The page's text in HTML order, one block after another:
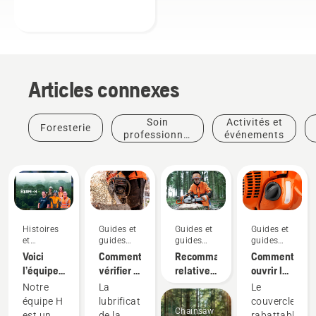
Articles connexes
Foresterie
Soin
professionnel
Activités et
événements
Histoires
et
inspiration
Voici
l’équipe
H de
Husqvarna,
nos
Notre
équipe H
Guides et
guides
pratiques
Comment
vérifier si
la
lubrification
de la
La
lubrification
Guides et
guides
pratiques
Recommandations
relatives
limes et
au
Chainsaw
Guides et
guides
pratiques
Comment
ouvrir le
bouchon
du
réservoir
Le
couvercle